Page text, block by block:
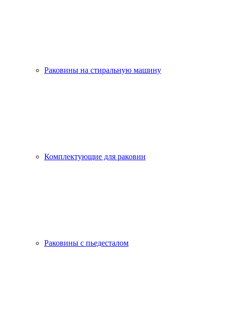
Раковины на стиральную машину
Комплектующие для раковин
Раковины с пьедесталом